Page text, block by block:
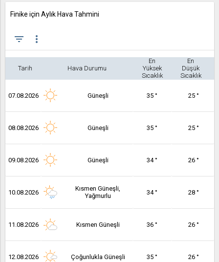
Finike için Aylık Hava Tahmini
filter_list more_vert
Tarih Hava Durumu
En
Yüksek
Sıcaklık
En
Düşük
Sıcaklık
07.08.2026 Güneşli 35 ° 25 °
08.08.2026 Güneşli 35 ° 25 °
09.08.2026 Güneşli 34 ° 26 °
10.08.2026
Kısmen Güneşli,
Yağmurlu
34 ° 28 °
11.08.2026 Kısmen Güneşli 36 ° 26 °
12.08.2026 Çoğunlukla Güneşli 35 ° 26 °